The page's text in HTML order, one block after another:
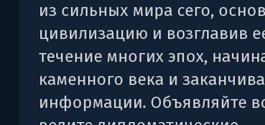
из сильных мира сего,
цивилизацию и возглавив
течение многих эпох,
каменного века и
информации. Объявляйте